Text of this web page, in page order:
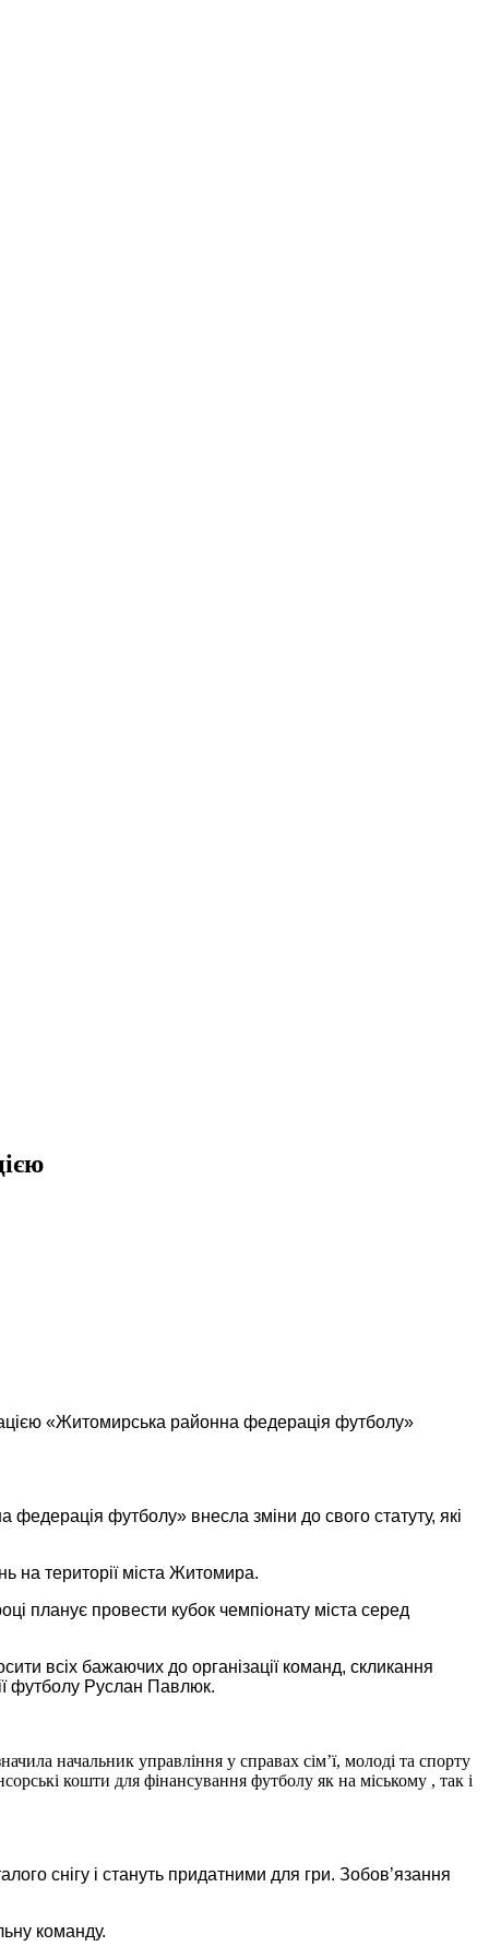
«Житомирська районна федерація футболу»
футболу» внесла зміни до свого статуту, які
на території міста Житомира.
планує провести кубок чемпіонату міста серед
всіх бажаючих до організації команд, скликання
футболу Руслан Павлюк.
начальник управління у справах сім’ї, молоді та спорту
кошти для фінансування футболу як на міському , так і
снігу і стануть придатними для гри. Зобов’язання
команду.